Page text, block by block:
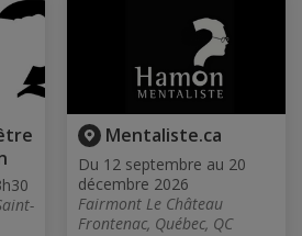
Mentaliste.ca
Du 12 septembre au 20
décembre 2026
Fairmont Le Château
Frontenac, Québec, QC